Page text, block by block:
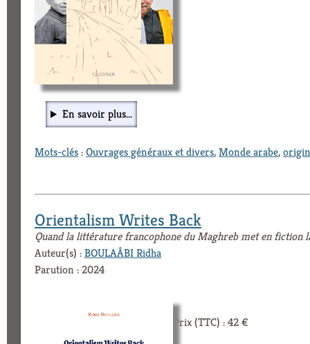
En savoir plus...
Mots-clés:Ouvrages généraux et divers,Monde arabe,
Orientalism Writes Back
Quand la littérature francophone du Maghreb met en fiction
Auteur(s) :BOULAÂBI Ridha
Parution : 2024
Prix (TTC) : 42 €